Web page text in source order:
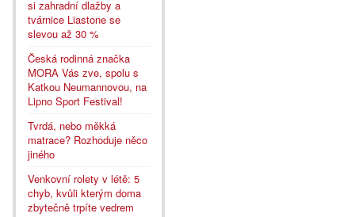
si zahradní dlažby a
tvárnice Liastone se
slevou až 30 %
Česká rodinná značka
MORA Vás zve, spolu s
Katkou Neumannovou, na
Lipno Sport Festival!
Tvrdá, nebo měkká
matrace? Rozhoduje něco
jiného
Venkovní rolety v létě: 5
chyb, kvůli kterým doma
zbytečně trpíte vedrem